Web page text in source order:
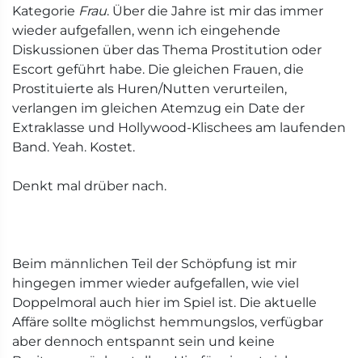
Kategorie Frau. Über die Jahre ist mir das immer
wieder aufgefallen, wenn ich eingehende
Diskussionen über das Thema Prostitution oder
Escort geführt habe. Die gleichen Frauen, die
Prostituierte als Huren/Nutten verurteilen,
verlangen im gleichen Atemzug ein Date der
Extraklasse und Hollywood-Klischees am laufenden
Band. Yeah. Kostet.
Denkt mal drüber nach.
Beim männlichen Teil der Schöpfung ist mir
hingegen immer wieder aufgefallen, wie viel
Doppelmoral auch hier im Spiel ist. Die aktuelle
Affäre sollte möglichst hemmungslos, verfügbar
aber dennoch entspannt sein und keine